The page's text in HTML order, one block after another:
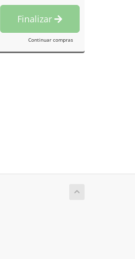
Finalizar
Continuar compras